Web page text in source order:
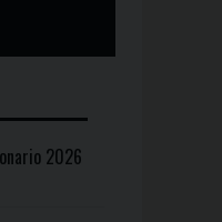
2026